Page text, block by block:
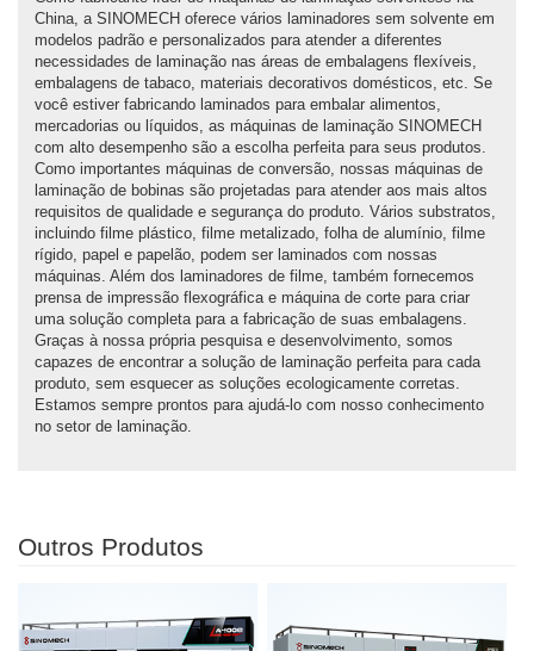
China, a SINOMECH oferece vários laminadores sem solvente em
modelos padrão e personalizados para atender a diferentes
necessidades de laminação nas áreas de embalagens flexíveis,
embalagens de tabaco, materiais decorativos domésticos, etc. Se
você estiver fabricando laminados para embalar alimentos,
mercadorias ou líquidos, as máquinas de laminação SINOMECH
com alto desempenho são a escolha perfeita para seus produtos.
Como importantes máquinas de conversão, nossas máquinas de
laminação de bobinas são projetadas para atender aos mais altos
requisitos de qualidade e segurança do produto. Vários substratos,
incluindo filme plástico, filme metalizado, folha de alumínio, filme
rígido, papel e papelão, podem ser laminados com nossas
máquinas. Além dos laminadores de filme, também fornecemos
prensa de impressão flexográfica e máquina de corte para criar
uma solução completa para a fabricação de suas embalagens.
Graças à nossa própria pesquisa e desenvolvimento, somos
capazes de encontrar a solução de laminação perfeita para cada
produto, sem esquecer as soluções ecologicamente corretas.
Estamos sempre prontos para ajudá-lo com nosso conhecimento
no setor de laminação.
Outros Produtos